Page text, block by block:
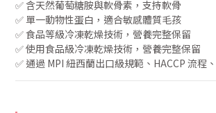
✅ 含天然葡萄糖胺與軟骨素，支持軟骨
✅ 單一動物性蛋白，適合敏感體質毛孩
✅ 食品等級冷凍乾燥技術，營養完整保留
✅ 使用食品級冷凍乾燥技術，營養完整保留
✅ 通過 MPI 紐西蘭出口級規範、HACCP 流程